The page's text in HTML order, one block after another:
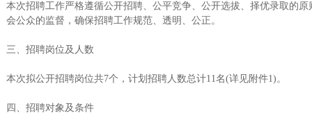
本次招聘工作严格遵循公开招聘、公平竞争、公开选拔、择优录取的
会公众的监督，确保招聘工作规范、透明、公正。
三、招聘岗位及人数
本次拟公开招聘岗位共7个，计划招聘人数总计11名(详见附件1)。
四、招聘对象及条件